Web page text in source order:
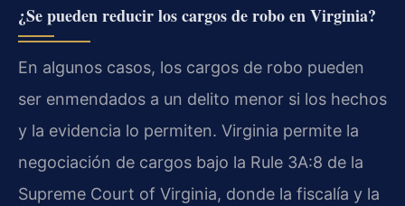
¿Se pueden reducir los cargos de robo en Virginia?
En algunos casos, los cargos de robo pueden
ser enmendados a un delito menor si los hechos
y la evidencia lo permiten. Virginia permite la
negociación de cargos bajo la Rule 3A:8 de la
Supreme Court of Virginia, donde la fiscalía y la